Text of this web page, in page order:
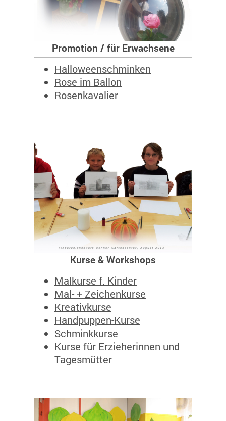
Promotion / für Erwachsene
Halloweenschminken
Rose im Ballon
Rosenkavalier
Kurse & Workshops
Malkurse f. Kinder
Mal- + Zeichenkurse
Kreativkurse
Handpuppen-Kurse
Schminkkurse
Kurse für Erzieherinnen und
Tagesmütter